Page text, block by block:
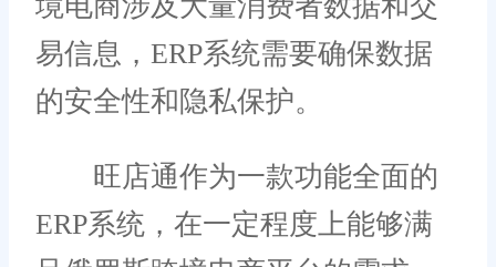
易信息，ERP系统需要确保数据
的安全性和隐私保护。
旺店通作为一款功能全面的
ERP系统，在一定程度上能够满